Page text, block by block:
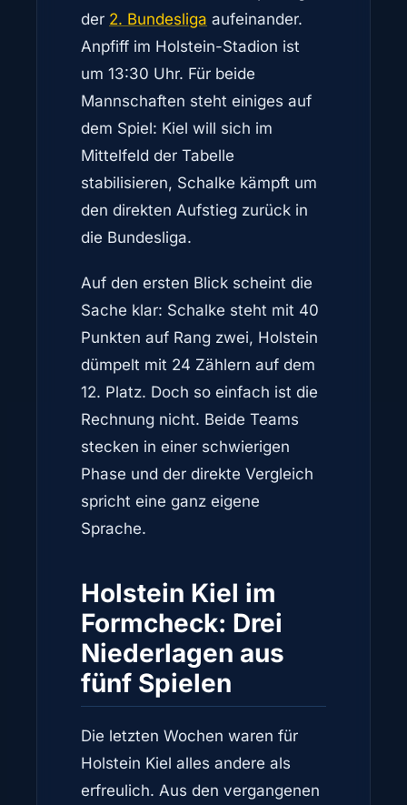
der 2. Bundesliga aufeinander.
Anpfiff im Holstein-Stadion ist
um 13:30 Uhr. Für beide
Mannschaften steht einiges auf
dem Spiel: Kiel will sich im
Mittelfeld der Tabelle
stabilisieren, Schalke kämpft um
den direkten Aufstieg zurück in
die Bundesliga.
Auf den ersten Blick scheint die
Sache klar: Schalke steht mit 40
Punkten auf Rang zwei, Holstein
dümpelt mit 24 Zählern auf dem
12. Platz. Doch so einfach ist die
Rechnung nicht. Beide Teams
stecken in einer schwierigen
Phase und der direkte Vergleich
spricht eine ganz eigene
Sprache.
Holstein Kiel im
Formcheck: Drei
Niederlagen aus
fünf Spielen
Die letzten Wochen waren für
Holstein Kiel alles andere als
erfreulich. Aus den vergangenen